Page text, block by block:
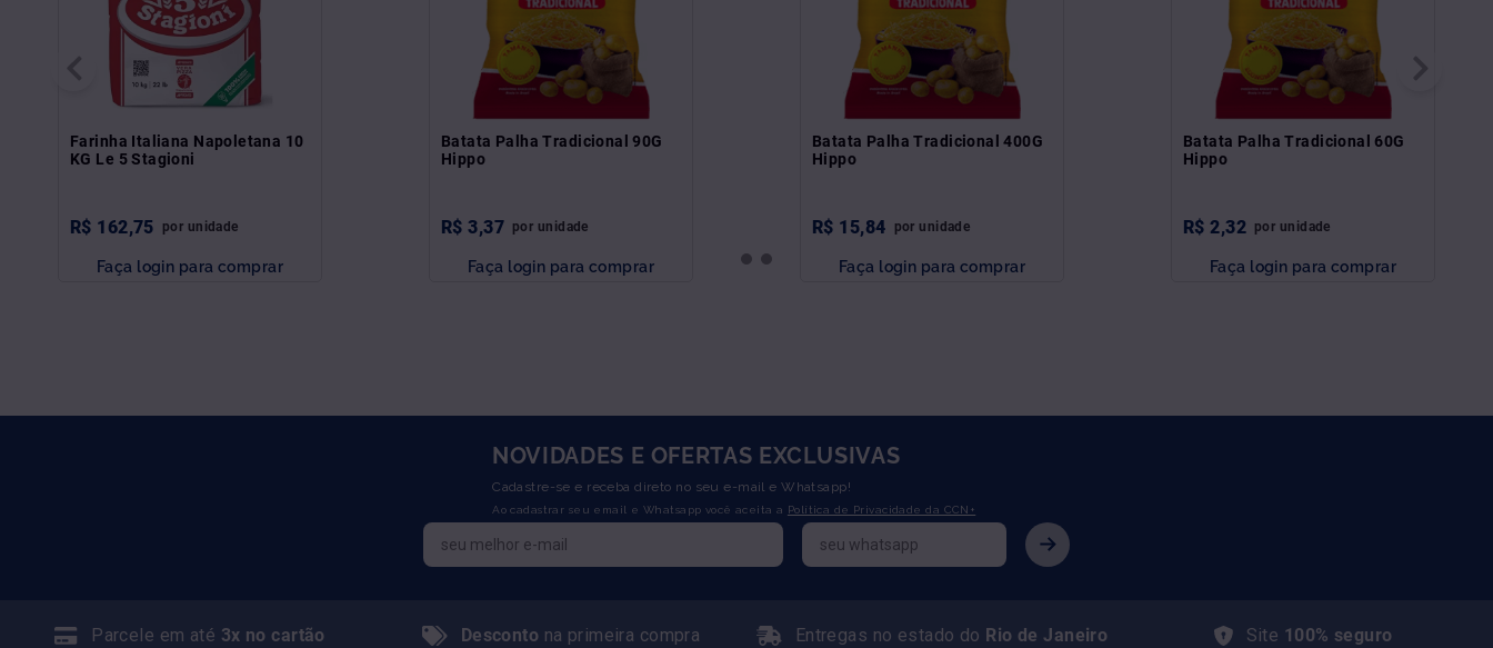
Farinha Italiana Napoletana 10
KG Le 5 Stagioni
R$ 162,75 por unidade
Faça login para comprar
Batata Palha Tradicional 90G
Hippo
R$ 3,37 por unidade
Faça login para comprar
Batata Palha Tradicional 400G
Hippo
R$ 15,84 por unidade
Faça login para comprar
Batata Palha Tradicional 60G
Hippo
R$ 2,32 por unidade
Faça login para comprar
NOVIDADES E OFERTAS EXCLUSIVAS
Cadastre-se e receba direto no seu e-mail e Whatsapp!
Ao cadastrar seu email e Whatsapp você aceita a Política de Privacidade da CCN+
Parcele em até 3x no cartão Desconto na primeira compra Entregas no estado do Rio de Janeiro Site 100% seguro